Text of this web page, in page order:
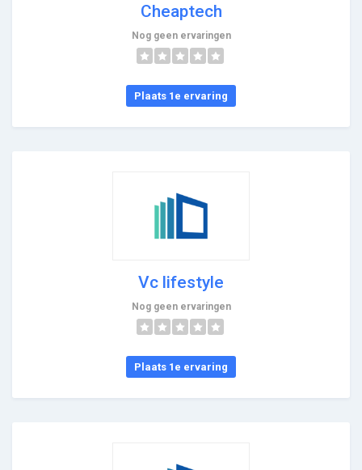
Cheaptech
Nog geen ervaringen
Plaats 1e ervaring
Vc lifestyle
Nog geen ervaringen
Plaats 1e ervaring